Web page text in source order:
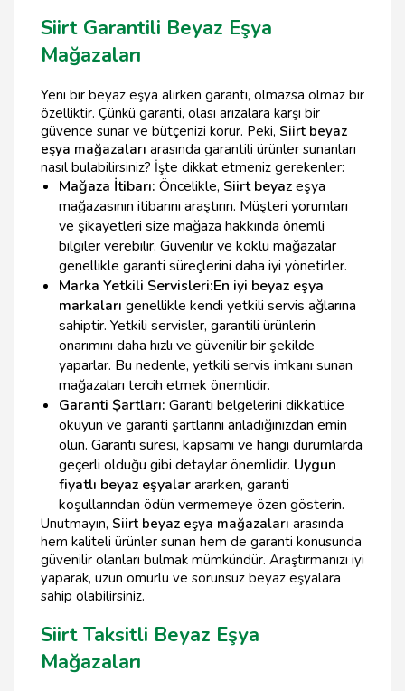
Siirt Garantili Beyaz Eşya
Mağazaları
Yeni bir beyaz eşya alırken garanti, olmazsa olmaz bir
özelliktir. Çünkü garanti, olası arızalara karşı bir
güvence sunar ve bütçenizi korur. Peki, Siirt beyaz
eşya mağazaları arasında garantili ürünler sunanları
nasıl bulabilirsiniz? İşte dikkat etmeniz gerekenler:
Mağaza İtibarı: Öncelikle, Siirt beyaz eşya
mağazasının itibarını araştırın. Müşteri yorumları
ve şikayetleri size mağaza hakkında önemli
bilgiler verebilir. Güvenilir ve köklü mağazalar
genellikle garanti süreçlerini daha iyi yönetirler.
Marka Yetkili Servisleri:En iyi beyaz eşya
markaları genellikle kendi yetkili servis ağlarına
sahiptir. Yetkili servisler, garantili ürünlerin
onarımını daha hızlı ve güvenilir bir şekilde
yaparlar. Bu nedenle, yetkili servis imkanı sunan
mağazaları tercih etmek önemlidir.
Garanti Şartları: Garanti belgelerini dikkatlice
okuyun ve garanti şartlarını anladığınızdan emin
olun. Garanti süresi, kapsamı ve hangi durumlarda
geçerli olduğu gibi detaylar önemlidir. Uygun
fiyatlı beyaz eşyalarararken, garanti
koşullarından ödün vermemeye özen gösterin.
Unutmayın, Siirt beyaz eşya mağazaları arasında
hem kaliteli ürünler sunan hem de garanti konusunda
güvenilir olanları bulmak mümkündür. Araştırmanızı iyi
yaparak, uzun ömürlü ve sorunsuz beyaz eşyalara
sahip olabilirsiniz.
Siirt Taksitli Beyaz Eşya
Mağazaları